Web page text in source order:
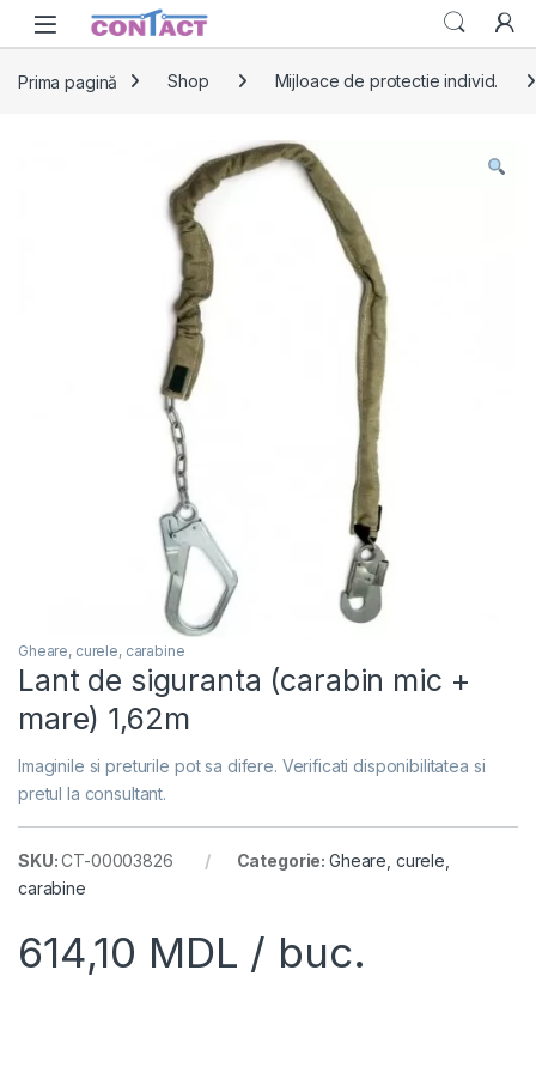
Skip to navigation
Skip to content
Prima pagină Shop Mijloace de protectie individ.
Gheare, curele, carabine
Lant de siguranta (carabin mic +
mare) 1,62m
Imaginile si preturile pot sa difere. Verificati disponibilitatea si
pretul la consultant.
SKU:CT-00003826 Categorie: Gheare, curele,
carabine
614,10 MDL / buc.